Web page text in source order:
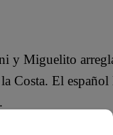
y Miguelito
Costa. El